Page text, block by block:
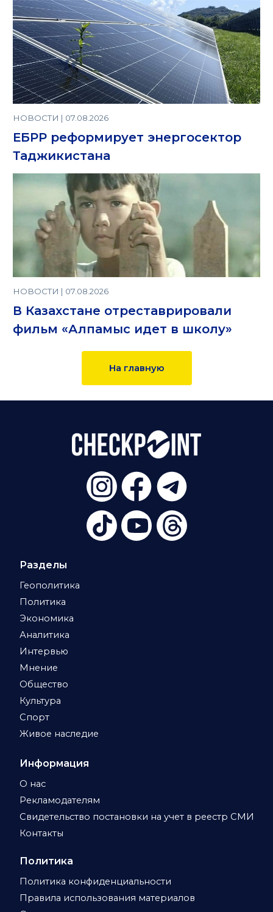
НОВОСТИ | 07.08.2026
ЕБРР реформирует энергосектор
Таджикистана
НОВОСТИ | 07.08.2026
В Казахстане отреставрировали
фильм «Алпамыс идет в школу»
На главную
Разделы
Геополитика
Политика
Экономика
Аналитика
Интервью
Мнение
Общество
Культура
Спорт
Живое наследие
Информация
О нас
Рекламодателям
Свидетельство постановки на учет в реестр СМИ
Контакты
Политика
Политика конфиденциальности
Правила использования материалов